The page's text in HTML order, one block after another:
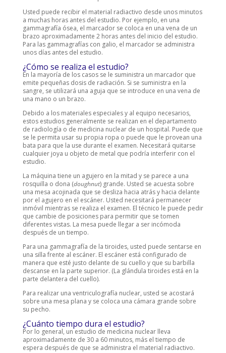
Usted puede recibir el material radiactivo desde unos minutos
a muchas horas antes del estudio. Por ejemplo, en una
gammagrafía ósea, el marcador se coloca en una vena de un
brazo aproximadamente 2 horas antes del inicio del estudio.
Para las gammagrafías con galio, el marcador se administra
unos días antes del estudio.
¿Cómo se realiza el estudio?
En la mayoría de los casos se le suministra un marcador que
emite pequeñas dosis de radiación. Si se suministra en la
sangre, se utilizará una aguja que se introduce en una vena de
una mano o un brazo.
Debido a los materiales especiales y al equipo necesarios,
estos estudios generalmente se realizan en el departamento
de radiología o de medicina nuclear de un hospital. Puede que
se le permita usar su propia ropa o puede que le provean una
bata para que la use durante el examen. Necesitará quitarse
cualquier joya u objeto de metal que podría interferir con el
estudio.
La máquina tiene un agujero en la mitad y se parece a una
rosquilla o dona (doughnut) grande. Usted se acuesta sobre
una mesa acojinada que se desliza hacia atrás y hacia delante
por el agujero en el escáner. Usted necesitará permanecer
inmóvil mientras se realiza el examen. El técnico le puede pedir
que cambie de posiciones para permitir que se tomen
diferentes vistas. La mesa puede llegar a ser incómoda
después de un tiempo.
Para una gammagrafía de la tiroides, usted puede sentarse en
una silla frente al escáner. El escáner está configurado de
manera que esté justo delante de su cuello y que su barbilla
descanse en la parte superior. (La glándula tiroides está en la
parte delantera del cuello).
Para realizar una ventriculografía nuclear, usted se acostará
sobre una mesa plana y se coloca una cámara grande sobre
su pecho.
¿Cuánto tiempo dura el estudio?
Por lo general, un estudio de medicina nuclear lleva
aproximadamente de 30 a 60 minutos, más el tiempo de
espera después de que se administra el material radiactivo.